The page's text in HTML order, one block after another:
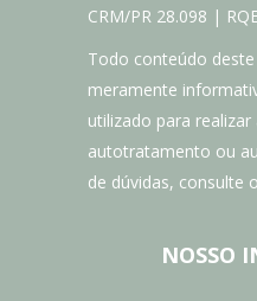
CRM/PR 28.098 |
Todo conteúdo
meramente
utilizado para
autotratamento ou
de dúvidas, consulte
NOSSO